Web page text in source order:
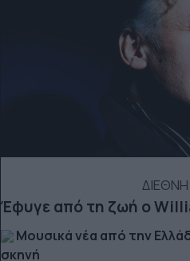
Έφυγε από τη ζωή ο
Μουσικά νέα από την
σκηνή